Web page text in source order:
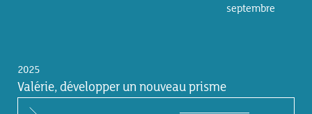
septembre
2025
Valérie, développer un nouveau prisme